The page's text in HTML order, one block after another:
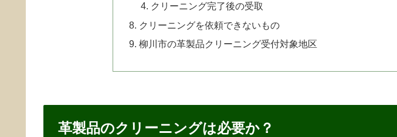
クリーニング完了後の受取
クリーニングを依頼できないもの
柳川市の革製品クリーニング受付対象地区
革製品のクリーニングは必要か？